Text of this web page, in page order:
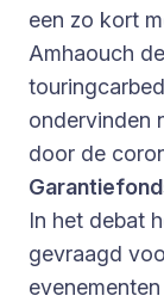
een zo kort
Amhaouch
ondervinden
door de
In het debat
gevraagd